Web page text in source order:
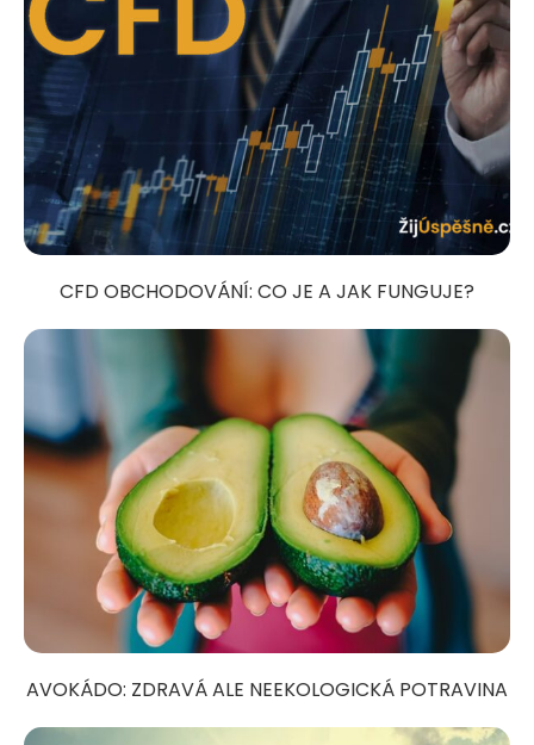
CFD OBCHODOVÁNÍ: CO JE A JAK FUNGUJE?
AVOKÁDO: ZDRAVÁ ALE NEEKOLOGICKÁ POTRAVINA